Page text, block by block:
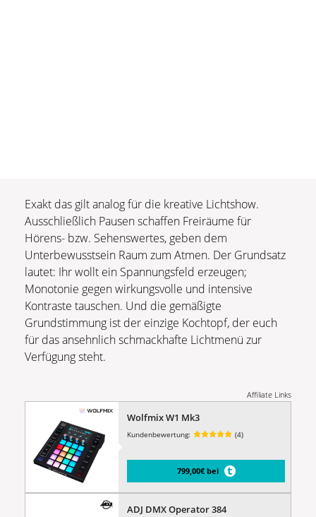
Exakt das gilt analog für die kreative Lichtshow.
Ausschließlich Pausen schaffen Freiräume für
Hörens- bzw. Sehenswertes, geben dem
Unterbewusstsein Raum zum Atmen. Der Grundsatz
lautet: Ihr wollt ein Spannungsfeld erzeugen;
Monotonie gegen wirkungsvolle und intensive
Kontraste tauschen. Und die gemäßigte
Grundstimmung ist der einzige Kochtopf, der euch
für das ansehnlich schmackhafte Lichtmenü zur
Verfügung steht.
Affiliate Links
Wolfmix W1 Mk3
Kundenbewertung: (4)
799,00€ bei
ADJ DMX Operator 384